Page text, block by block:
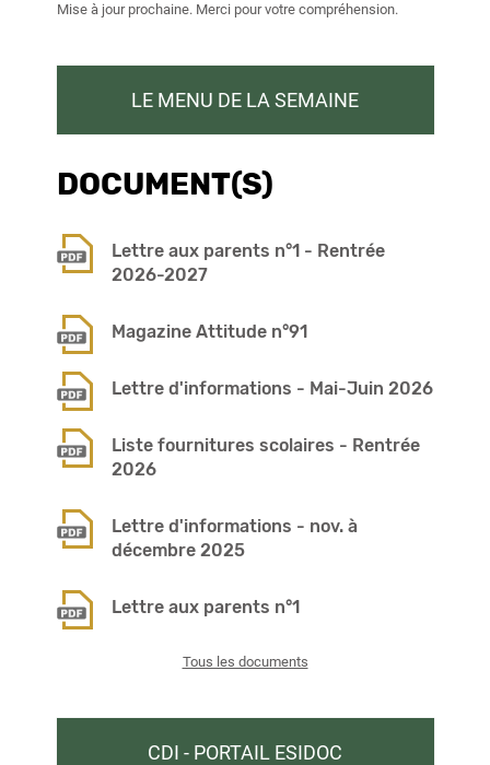
Mise à jour prochaine. Merci pour votre compréhension.
LE MENU DE LA SEMAINE
DOCUMENT(S)
Lettre aux parents n°1 - Rentrée
2026-2027
Magazine Attitude n°91
Lettre d'informations - Mai-Juin 2026
Liste fournitures scolaires - Rentrée
2026
Lettre d'informations - nov. à
décembre 2025
Lettre aux parents n°1
Tous les documents
CDI - PORTAIL ESIDOC